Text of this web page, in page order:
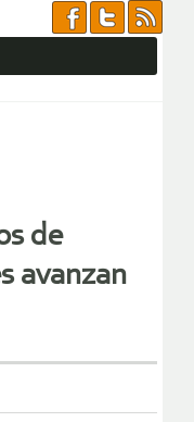
de
avanzan